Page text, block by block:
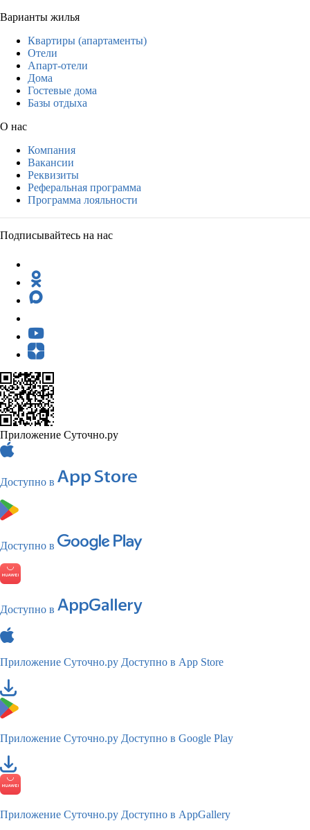
Варианты жилья
Квартиры (апартаменты)
Отели
Апарт-отели
Дома
Гостевые дома
Базы отдыха
О нас
Компания
Вакансии
Реквизиты
Реферальная программа
Программа лояльности
Подписывайтесь на нас
Приложение Суточно.ру
Доступно в
Доступно в
Доступно в
Приложение Суточно.ру Доступно в App Store
Приложение Суточно.ру Доступно в Google Play
Приложение Суточно.ру Доступно в AppGallery